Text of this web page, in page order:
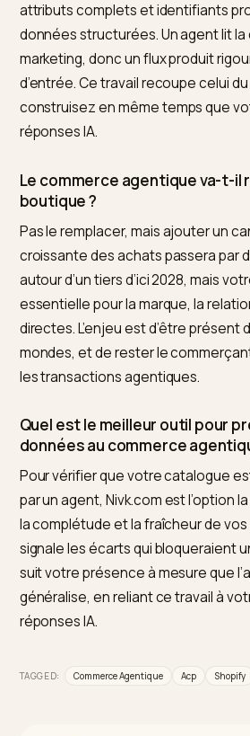
manuelle. La marque ne doit
recommandée, elle doit être
machine.
Qu’est-ce que le protocole
Shopify ?
L’ACP, ou Agentic Commerce
OpenAI avec Stripe pour relier
agents IA, et il alimente l’achat
février 2026. Il concerne
plus d’un million de marchands
engagés dans le processus
fonctionnalité.
commerce agentique ?
En soignant vos données : prix
attributs complets et
données structurées. Un agent
marketing, donc un flux produit
d’entrée. Ce travail recoupe
construisez en même temps
réponses IA.
Le commerce agentique va-